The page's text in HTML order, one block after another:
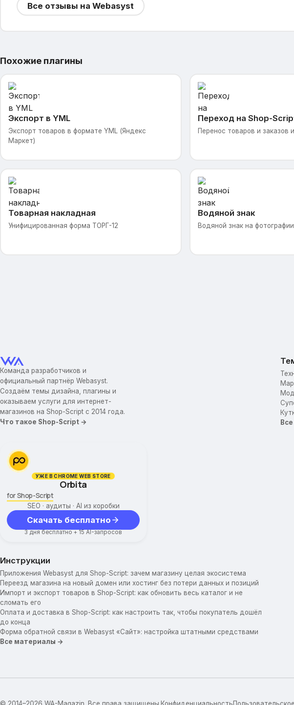
Все отзывы на Webasyst
Похожие плагины
Экспорт в YML
Экспорт товаров в формате YML (Яндекс
Маркет)
Переход на Shop-
Перенос товаров и заказов
Товарная накладная
Унифицированная форма ТОРГ-12
Водяной знак
Водяной знак на
Команда разработчиков и
официальный партнёр Webasyst.
Создаём темы дизайна, плагины и
оказываем услуги для интернет-
магазинов на Shop-Script с 2014 года.
Что такое Shop-Script →
УЖЕ В CHROME WEB STORE
Orbita
for Shop-Script
SEO · аудиты · AI из коробки
Скачать бесплатно
3 дня бесплатно + 15 AI-запросов
Инструкции
Приложения Webasyst для Shop-Script: зачем магазину целая экосистема
Переезд магазина на новый домен или хостинг без потери данных и позиций
Импорт и экспорт товаров в Shop-Script: как обновить весь каталог и не
сломать его
Оплата и доставка в Shop-Script: как настроить так, чтобы покупатель дошёл
до конца
Форма обратной связи в Webasyst «Сайт»: настройка штатными средствами
Все материалы →
© 2014–2026 WA-Magazin. Все права защищены.